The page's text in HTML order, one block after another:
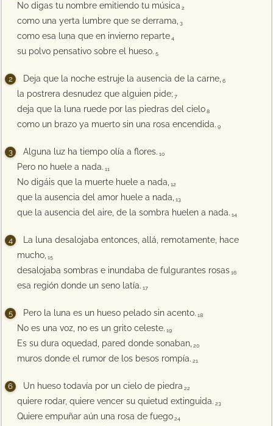
No digas tu nombre emitiendo tu música 2
como una yerta lumbre que se derrama, 3
como esa luna que en invierno reparte 4
su polvo pensativo sobre el hueso. 5
Deja que la noche estruje la ausencia de la carne, 6
la postrera desnudez que alguien pide; 7
deja que la luna ruede por las piedras del cielo 8
como un brazo ya muerto sin una rosa encendida. 9
Alguna luz ha tiempo olía a flores. 10
Pero no huele a nada. 11
No digáis que la muerte huele a nada, 12
que la ausencia del amor huele a nada, 13
que la ausencia del aire, de la sombra huelen a nada. 14
La luna desalojaba entonces, allá, remotamente, hace
mucho, 15
desalojaba sombras e inundaba de fulgurantes rosas 16
esa región donde un seno latía. 17
Pero la luna es un hueso pelado sin acento. 18
No es una voz, no es un grito celeste. 19
Es su dura oquedad, pared donde sonaban, 20
muros donde el rumor de los besos rompía. 21
Un hueso todavía por un cielo de piedra 22
quiere rodar, quiere vencer su quietud extinguida. 23
Quiere empuñar aún una rosa de fuego 24